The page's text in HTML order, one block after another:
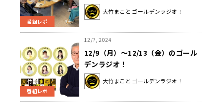
番組レポ
大竹まこと ゴールデンラジオ！
番組レポ
12/7, 2024
12/9（月）～12/13（金）のゴール
デンラジオ！
大竹まこと ゴールデンラジオ！